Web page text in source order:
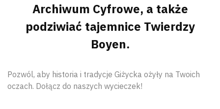
Archiwum Cyfrowe, a także
podziwiać tajemnice Twierdzy
Boyen.
Pozwól, aby historia i tradycje Giżycka ożyły na Twoich
oczach. Dołącz do naszych wycieczek!